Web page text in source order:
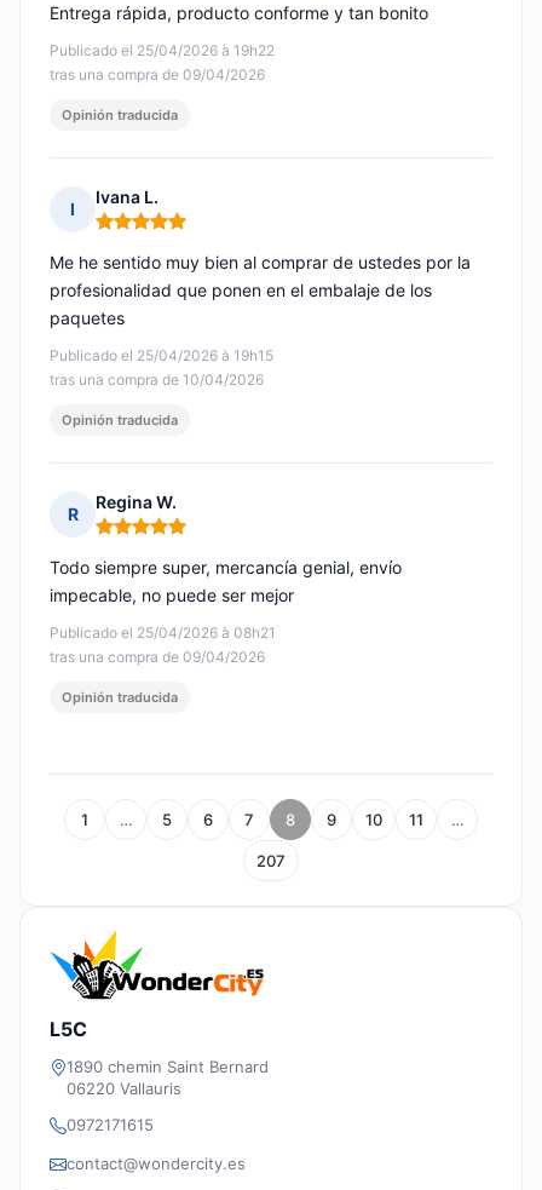
Publicado el 25/04/2026 à 19h22
tras una compra de 09/04/2026
Entrega rápida, producto conforme y tan bonito
Opinión traducida
I
Ivana L.
Nota: 5 de 5
Publicado el 25/04/2026 à 19h15
tras una compra de 10/04/2026
Me he sentido muy bien al comprar de ustedes por la
profesionalidad que ponen en el embalaje de los
paquetes
Opinión traducida
R
Regina W.
Nota: 5 de 5
Publicado el 25/04/2026 à 08h21
tras una compra de 09/04/2026
Todo siempre super, mercancía genial, envío
impecable, no puede ser mejor
Opinión traducida
1 … 5 6 7 8 9 10 11 …
207
L5C
1890 chemin Saint Bernard
06220 Vallauris
0972171615
contact@wondercity.es